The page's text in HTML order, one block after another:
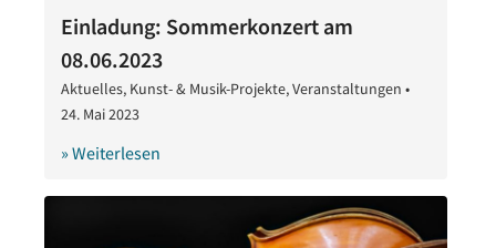
Einladung: Sommerkonzert am
08.06.2023
Aktuelles, Kunst- & Musik-Projekte,Veranstaltungen •
24. Mai 2023
2023
» Weiterlesen